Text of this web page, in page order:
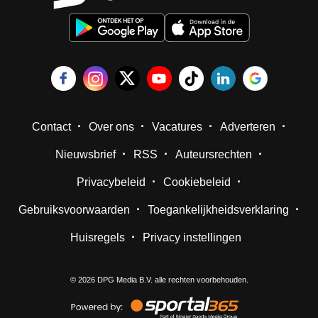
Contact Over ons Vacatures Adverteren
Nieuwsbrief RSS Auteursrechten
Privacybeleid Cookiebeleid
Gebruiksvoorwaarden Toegankelijkheidsverklaring
Huisregels Privacy instellingen
© 2026DPG Media B.V. alle rechten voorbehouden.
by
Sportal365